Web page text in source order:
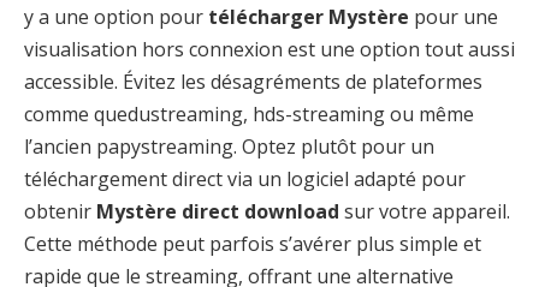
y a une option pour télécharger Mystère pour une
visualisation hors connexion est une option tout aussi
accessible. Évitez les désagréments de plateformes
comme quedustreaming, hds-streaming ou même
l’ancien papystreaming. Optez plutôt pour un
téléchargement direct via un logiciel adapté pour
obtenir Mystère direct download sur votre appareil.
Cette méthode peut parfois s’avérer plus simple et
rapide que le streaming, offrant une alternative